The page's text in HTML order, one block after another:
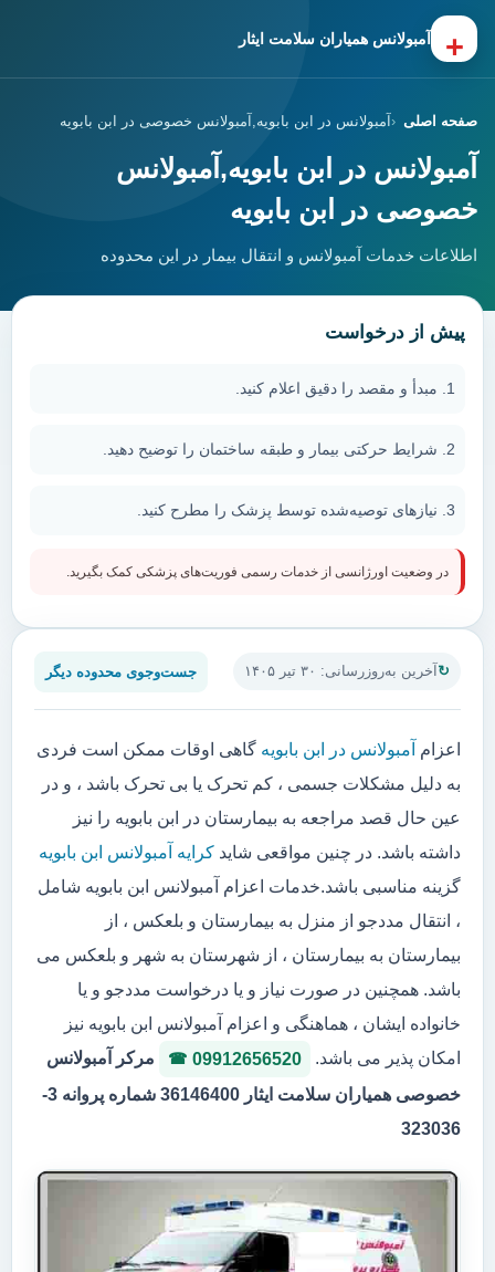
+ آمبولانس همیاران سلامت ایثار
صفحه اصلی آمبولانس در ابن بابویه,آمبولانس خصوصی در ابن بابویه
آمبولانس در ابن بابویه,آمبولانس
خصوصی در ابن بابویه
اطلاعات خدمات آمبولانس و انتقال بیمار در این محدوده
آخرین به‌روزرسانی: ۳۰ تیر ۱۴۰۵ جست‌وجوی محدوده دیگر
اعزام آمبولانس در ابن بابویه گاهی اوقات ممکن است فردی
به دلیل مشکلات جسمی ، کم تحرک یا بی تحرک باشد ، و در
عین حال قصد مراجعه به بیمارستان در ابن بابویه را نیز
داشته باشد. در چنین مواقعی شاید کرایه آمبولانس ابن بابویه
گزینه مناسبی باشد.خدمات اعزام آمبولانس ابن بابویه شامل
، انتقال مددجو از منزل به بیمارستان و بلعکس ، از
بیمارستان به بیمارستان ، از شهرستان به شهر و بلعکس می
باشد. همچنین در صورت نیاز و یا درخواست مددجو و یا
خانواده ایشان ، هماهنگی و اعزام آمبولانس ابن بابویه نیز
امکان پذیر می باشد.
09912656520
مرکر آمبولانس
خصوصی همیاران سلامت ایثار 36146400 شماره پروانه 3-
323036
پیش از درخواست
مبدأ و مقصد را دقیق اعلام کنید.
شرایط حرکتی بیمار و طبقه ساختمان را توضیح دهید.
نیازهای توصیه‌شده توسط پزشک را مطرح کنید.
در وضعیت اورژانسی از خدمات رسمی فوریت‌های پزشکی کمک بگیرید.